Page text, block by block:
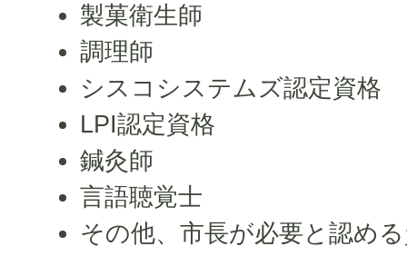
製菓衛生師
調理師
シスコシステムズ認定資格
LPI認定資格
鍼灸師
言語聴覚士
その他、市長が必要と認め